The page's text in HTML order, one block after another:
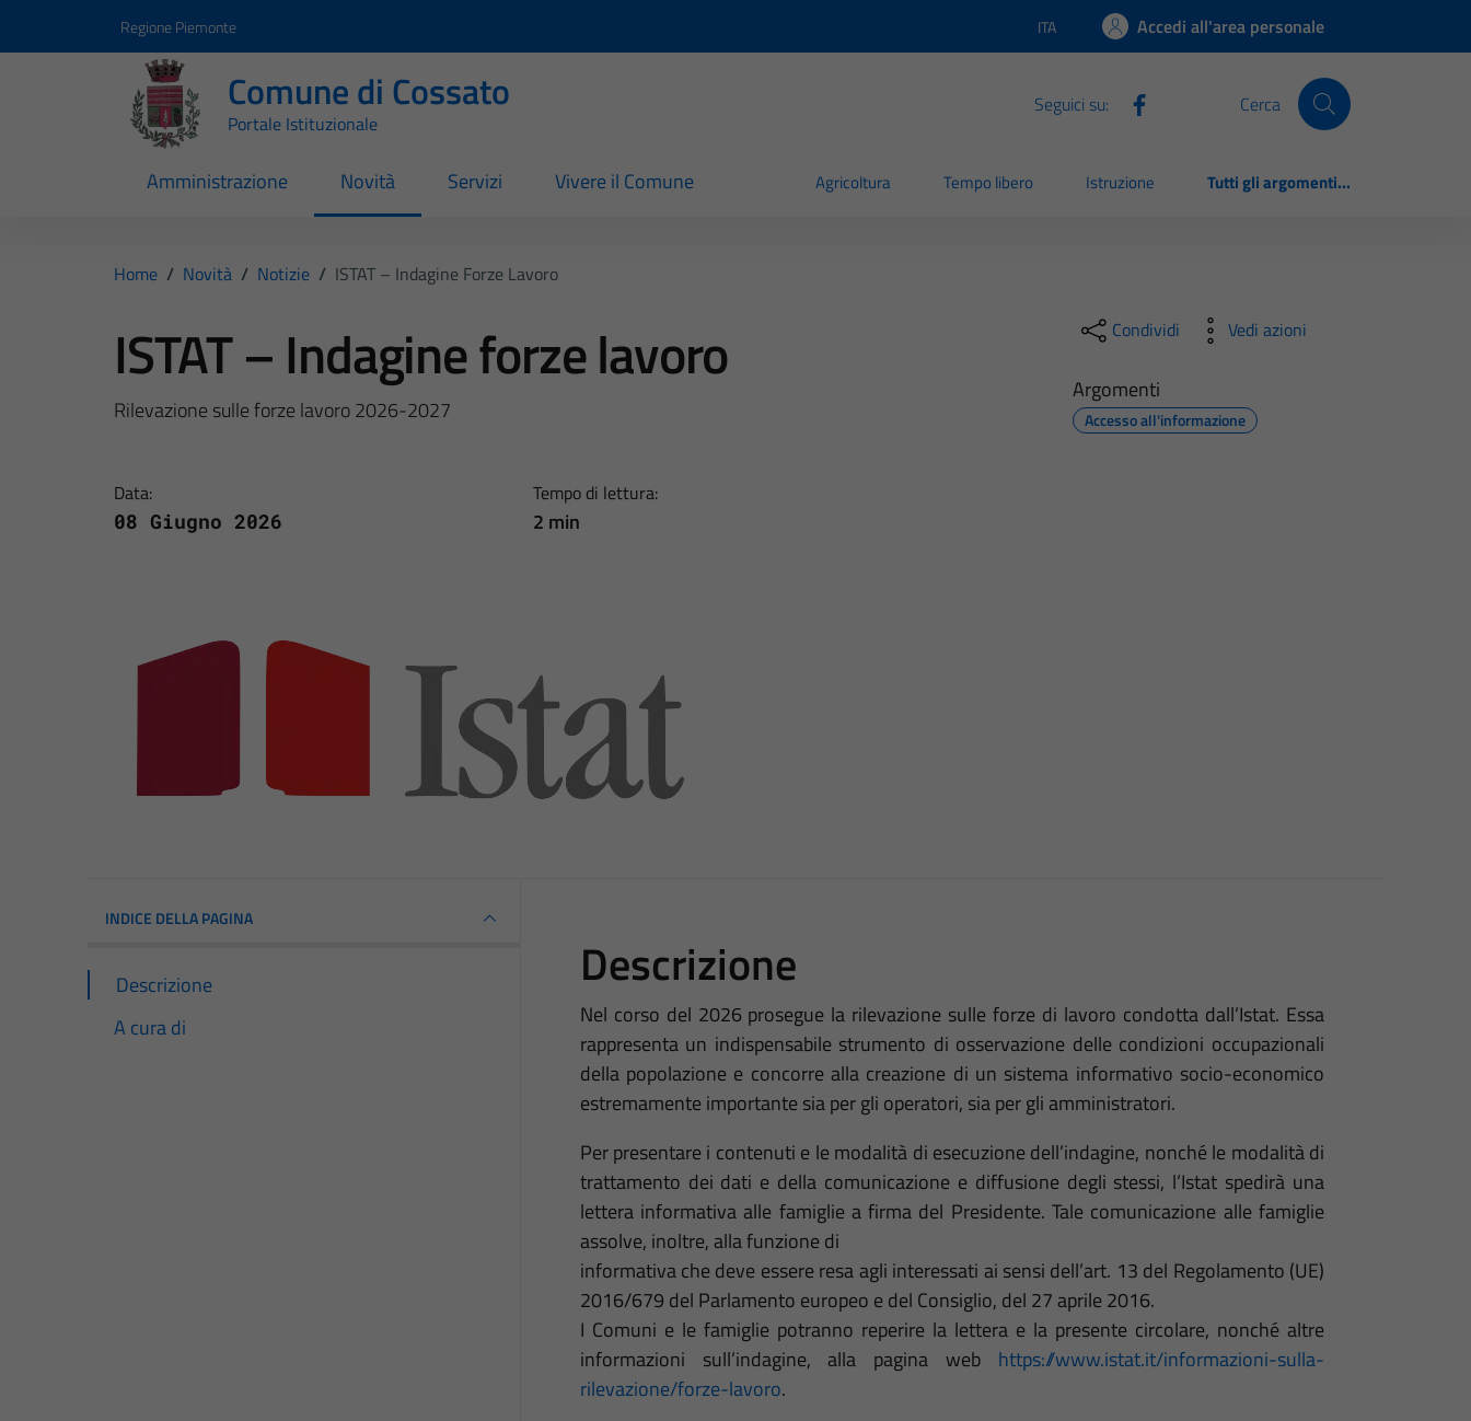
Regione Piemonte Lingua attiva:
ITA Accedi all'area personale
Comune di Cossato
Portale Istituzionale
Seguici su: Cerca
Amministrazione Novità Servizi Vivere il Comune Agricoltura Tempo libero Istruzione Tutti gli argomenti...
Home / Novità / Notizie / ISTAT – Indagine Forze Lavoro
ISTAT – Indagine forze lavoro
Rilevazione sulle forze lavoro 2026-2027
Data:
08 Giugno 2026
Tempo di lettura:
2 min
Condividi Vedi azioni
Argomenti
Accesso all'informazione
INDICE DELLA PAGINA
Descrizione
A cura di
Descrizione
Nel corso del 2026 prosegue la rilevazione sulle forze di lavoro condotta dall’Istat. Essa
rappresenta un indispensabile strumento di osservazione delle condizioni occupazionali
della popolazione e concorre alla creazione di un sistema informativo socio-economico
estremamente importante sia per gli operatori, sia per gli amministratori.
Per presentare i contenuti e le modalità di esecuzione dell’indagine, nonché le modalità di
trattamento dei dati e della comunicazione e diffusione degli stessi, l’Istat spedirà una
lettera informativa alle famiglie a firma del Presidente. Tale comunicazione alle famiglie
assolve, inoltre, alla funzione di
informativa che deve essere resa agli interessati ai sensi dell’art. 13 del Regolamento (UE)
2016/679 del Parlamento europeo e del Consiglio, del 27 aprile 2016.
I Comuni e le famiglie potranno reperire la lettera e la presente circolare, nonché altre
informazioni sull’indagine, alla pagina web https://www.istat.it/informazioni-sulla-
rilevazione/forze-lavoro.